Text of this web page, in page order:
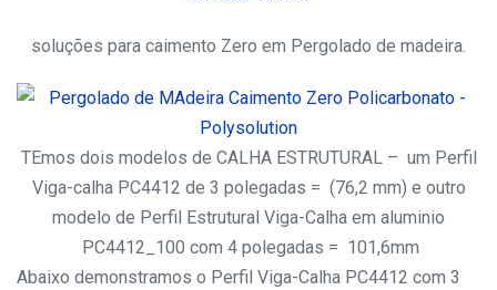
soluções para caimento Zero em Pergolado de madeira.
TEmos dois modelos de CALHA ESTRUTURAL – um Perfil
Viga-calha PC4412 de 3 polegadas = (76,2 mm) e outro
modelo de Perfil Estrutural Viga-Calha em aluminio
PC4412_100 com 4 polegadas = 101,6mm
Abaixo demonstramos o Perfil Viga-Calha PC4412 com 3